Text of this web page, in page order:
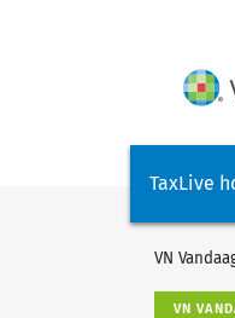
TaxLive
VN
VN